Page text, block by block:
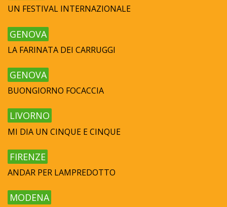
UN FESTIVAL INTERNAZIONALE
GENOVA
LA FARINATA DEI CARRUGGI
GENOVA
BUONGIORNO FOCACCIA
LIVORNO
MI DIA UN CINQUE E CINQUE
FIRENZE
ANDAR PER LAMPREDOTTO
MODENA